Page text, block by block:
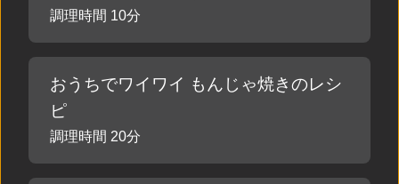
調理時間 10分
おうちでワイワイ もんじゃ焼きのレシ
ピ
調理時間 20分